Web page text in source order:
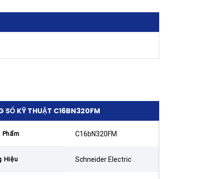
SỐ KỸ THUẬT C16BN320FM
Phẩm C16bN320FM
Hiệu Schneider Electric